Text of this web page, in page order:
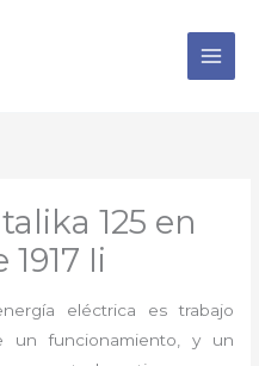
125 en
Ii
eléctrica es trabajo
un funcionamiento, y un